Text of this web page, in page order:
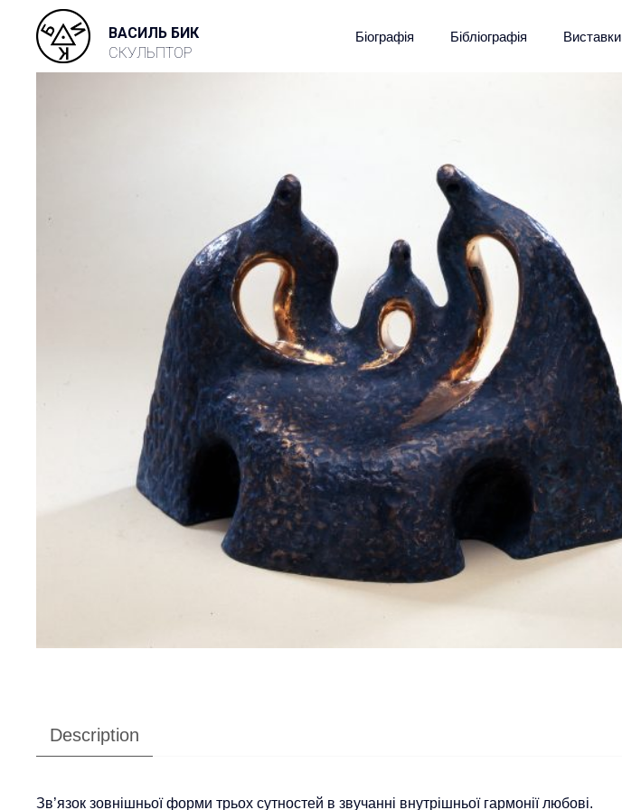
ВАСИЛЬ БИК
СКУЛЬПТОР
Біографія Бібліографія Виставки
Description
Зв’язок зовнішньої форми трьох сутностей в звучанні внутрішньої гармонії любові.